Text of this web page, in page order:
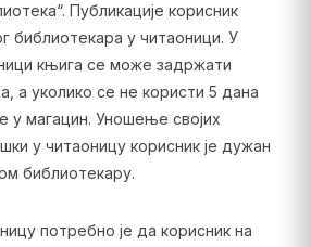
Публикације корисник
библиотекара у читаоници. У
књига се може задржати
а уколико се не користи 5 дана
у магацин. Уношење својих
у читаоницу корисник је дужан
библиотекару.
потребно је да корисник на